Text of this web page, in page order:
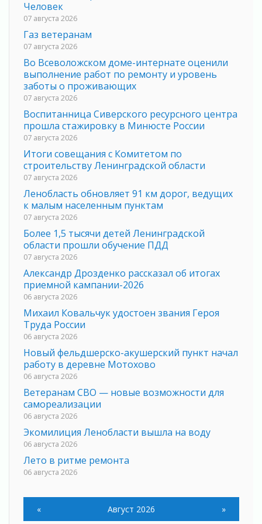
Человек
07 августа 2026
Газ ветеранам
07 августа 2026
Во Всеволожском доме-интернате оценили
выполнение работ по ремонту и уровень
заботы о проживающих
07 августа 2026
Воспитанница Сиверского ресурсного центра
прошла стажировку в Минюсте России
07 августа 2026
Итоги совещания с Комитетом по
строительству Ленинградской области
07 августа 2026
Ленобласть обновляет 91 км дорог, ведущих
к малым населенным пунктам
07 августа 2026
Более 1,5 тысячи детей Ленинградской
области прошли обучение ПДД
07 августа 2026
Александр Дрозденко рассказал об итогах
приемной кампании-2026
06 августа 2026
Михаил Ковальчук удостоен звания Героя
Труда России
06 августа 2026
Новый фельдшерско-акушерский пункт начал
работу в деревне Мотохово
06 августа 2026
Ветеранам СВО — новые возможности для
самореализации
06 августа 2026
Экомилиция Ленобласти вышла на воду
06 августа 2026
Лето в ритме ремонта
06 августа 2026
участников СВО
06 августа 2026
« Август 2026 »